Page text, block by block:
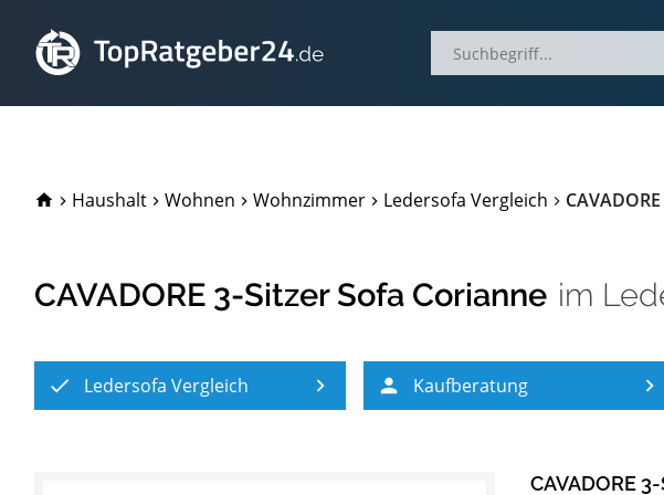
TopRatgeber24.de
Haushalt Wohnen Wohnzimmer Ledersofa Vergleich
CAVADORE 3-Sitzer Sofa Corianne im
Ledersofa Vergleich Kaufberatung
CAVADORE